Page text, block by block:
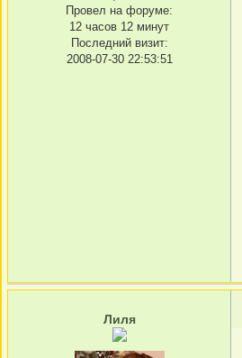
Провел на форуме:
12 часов 12 минут
Последний визит:
2008-07-30 22:53:51
Лиля